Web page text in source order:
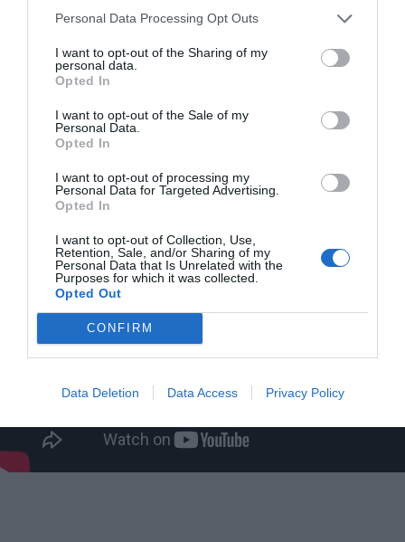
Personal Data Processing Opt Outs
I want to opt-out of the Sharing of my
personal data.
Opted In
I want to opt-out of the Sale of my
Personal Data.
Opted In
I want to opt-out of processing my
Personal Data for Targeted Advertising.
Opted In
I want to opt-out of Collection, Use,
Retention, Sale, and/or Sharing of my
Personal Data that Is Unrelated with the
Purposes for which it was collected.
Opted Out
CONFIRM
Data Deletion Data Access Privacy Policy
γελιέσαι. Βοσνία η «ταυτότητα», λίγες ώρες από
ΜΠΑΛΑ